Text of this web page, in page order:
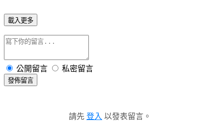
載入更多
公開留言 私密留言
發佈留言
請先 登入 以發表留言。